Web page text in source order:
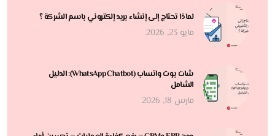
لماذا تحتاج إلى إنشاء بريد إلكتروني باسم الشركة ؟
مايو 23, 2026
شات بوت واتساب (WhatsApp Chatbot): الدليل
الشامل
مارس 18, 2026